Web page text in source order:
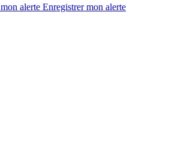
alerte Enregistrermon alerte